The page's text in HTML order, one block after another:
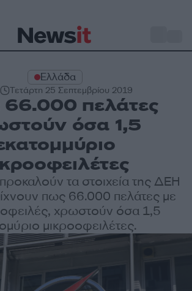
Ελλάδα
Τετάρτη 25 Σεπτεμβρίου 2019
πελάτες
όσα 1,5
προκαλούν τα στοιχεία της ΔΕΗ
πως 66.000 πελάτες με
χρωστούν όσα 1,5
μικροοφειλέτες.